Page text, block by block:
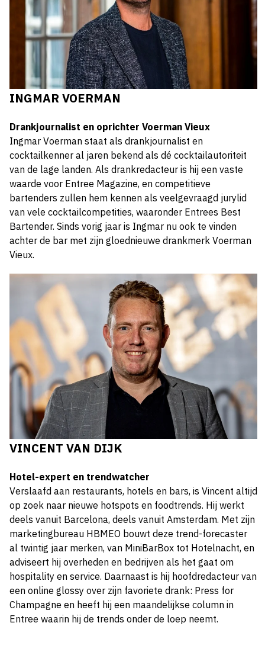
INGMAR VOERMAN
Drankjournalist en oprichter Voerman Vieux
Ingmar Voerman staat als drankjournalist en
cocktailkenner al jaren bekend als dé cocktailautoriteit
van de lage landen. Als drankredacteur is hij een vaste
waarde voor Entree Magazine, en competitieve
bartenders zullen hem kennen als veelgevraagd jurylid
van vele cocktailcompetities, waaronder Entrees Best
Bartender. Sinds vorig jaar is Ingmar nu ook te vinden
achter de bar met zijn gloednieuwe drankmerk Voerman
Vieux.
VINCENT VAN DIJK
Hotel-expert en trendwatcher
Verslaafd aan restaurants, hotels en bars, is Vincent altijd
op zoek naar nieuwe hotspots en foodtrends. Hij werkt
deels vanuit Barcelona, deels vanuit Amsterdam. Met zijn
marketingbureau HBMEO bouwt deze trend-forecaster
al twintig jaar merken, van MiniBarBox tot Hotelnacht, en
adviseert hij overheden en bedrijven als het gaat om
hospitality en service. Daarnaast is hij hoofdredacteur van
een online glossy over zijn favoriete drank: Press for
Champagne en heeft hij een maandelijkse column in
Entree waarin hij de trends onder de loep neemt.